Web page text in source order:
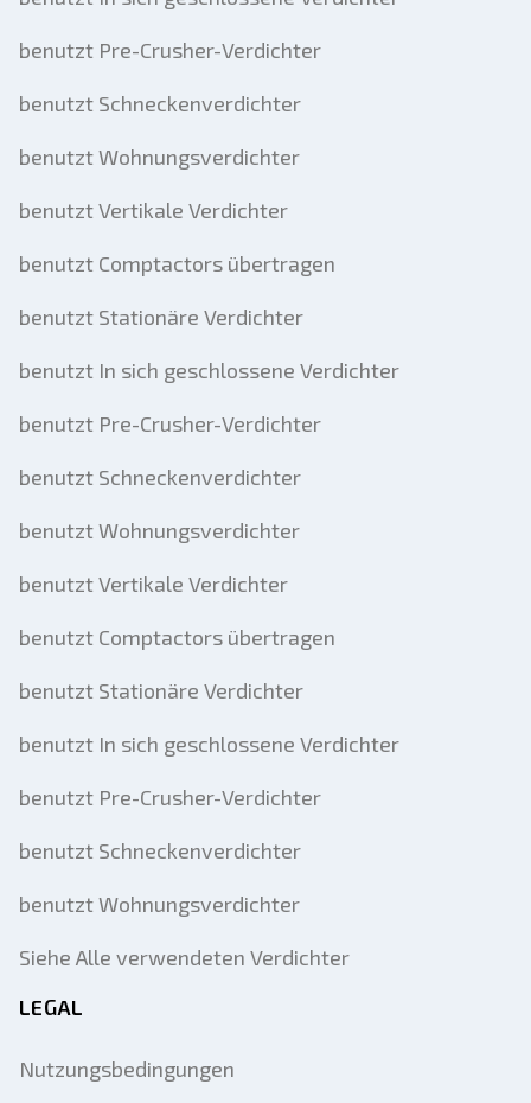
benutzt Pre-Crusher-Verdichter
benutzt Schneckenverdichter
benutzt Wohnungsverdichter
benutzt Vertikale Verdichter
benutzt Comptactors übertragen
benutzt Stationäre Verdichter
benutzt In sich geschlossene Verdichter
benutzt Pre-Crusher-Verdichter
benutzt Schneckenverdichter
benutzt Wohnungsverdichter
benutzt Vertikale Verdichter
benutzt Comptactors übertragen
benutzt Stationäre Verdichter
benutzt In sich geschlossene Verdichter
benutzt Pre-Crusher-Verdichter
benutzt Schneckenverdichter
benutzt Wohnungsverdichter
Siehe Alle verwendeten Verdichter
LEGAL
Nutzungsbedingungen